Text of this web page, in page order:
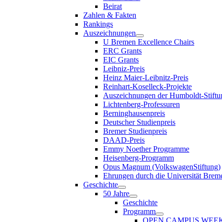
Beirat
Zahlen & Fakten
Rankings
Auszeichnungen
U Bremen Excellence Chairs
ERC Grants
EIC Grants
Leibniz-Preis
Heinz Maier-Leibnitz-Preis
Reinhart-Koselleck-Projekte
Auszeichnungen der Humboldt-
Lichtenberg-Professuren
Berninghausenpreis
Deutscher Studienpreis
Bremer Studienpreis
DAAD-Preis
Emmy Noether Programme
Heisenberg-Programm
Opus Magnum (VolkswagenStiftung)
Ehrungen durch die Universität
Geschichte
50 Jahre
Geschichte
Programm
OPEN CAMPUS